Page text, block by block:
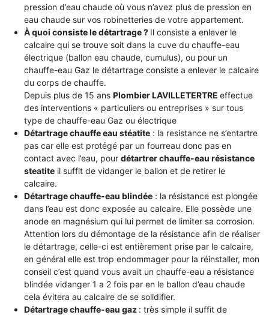
pression d’eau chaude où vous n’avez plus de pression en
eau chaude sur vos robinetteries de votre appartement.
À quoi consiste le détartrage ? Il consiste a enlever le
calcaire qui se trouve soit dans la cuve du chauffe-eau
électrique (ballon eau chaude, cumulus), ou pour un
chauffe-eau Gaz le détartrage consiste a enlever le calcaire
du corps de chauffe.
Depuis plus de 15 ans Plombier LAVILLETERTRE effectue
des interventions « particuliers ou entreprises » sur tous
type de chauffe-eau Gaz ou électrique
Détartrage chauffe eau stéatite: la resistance ne s’entartre
pas car elle est protégé par un fourreau donc pas en
contact avec l’eau, pour détartrer chauffe-eau résistance
steatiteil suffit de vidanger le ballon et de retirer le
calcaire.
Détartrage chauffe-eau blindée: la résistance est plongée
dans l’eau est donc exposée au calcaire. Elle possède une
anode en magnésium qui lui permet de limiter sa corrosion.
Attention lors du démontage de la résistance afin de réaliser
le détartrage, celle-ci est entièrement prise par le calcaire,
en général elle est trop endommager pour la réinstaller, mon
conseil c’est quand vous avait un chauffe-eau a résistance
blindée vidanger 1 a 2 fois par en le ballon d’eau chaude
cela évitera au calcaire de se solidifier.
Détartrage chauffe-eau gaz : très simple il suffit de